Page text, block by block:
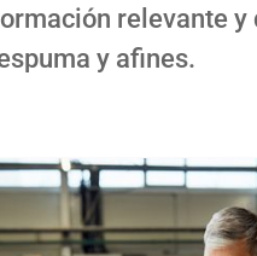
relevante
y afines.